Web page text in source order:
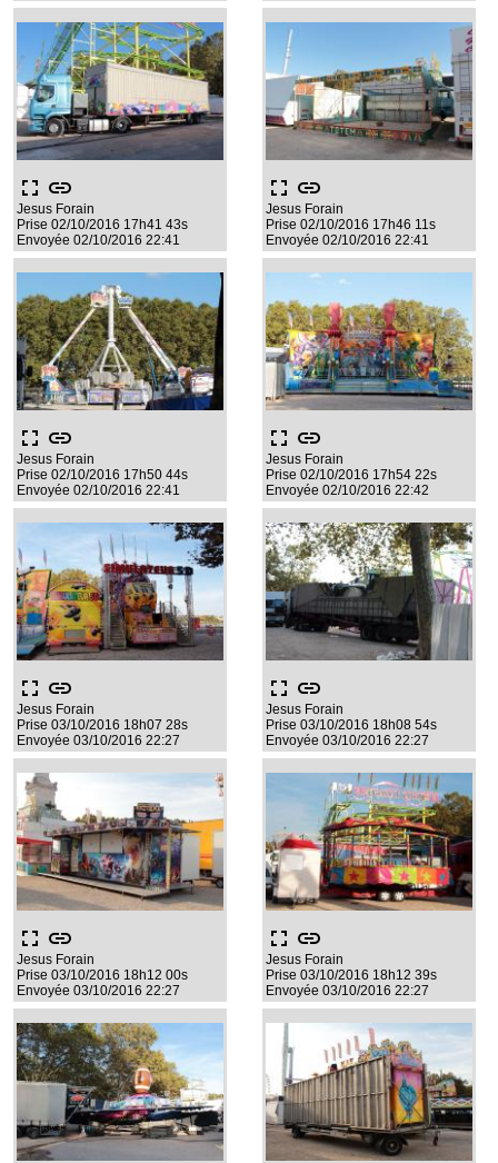
fullscreen link
Jesus Forain
Prise 02/10/2016 17h41 43s
Envoyée 02/10/2016 22:41
fullscreen link
Jesus Forain
Prise 02/10/2016 17h46 11s
Envoyée 02/10/2016 22:41
fullscreen link
Jesus Forain
Prise 02/10/2016 17h50 44s
Envoyée 02/10/2016 22:41
fullscreen link
Jesus Forain
Prise 02/10/2016 17h54 22s
Envoyée 02/10/2016 22:42
fullscreen link
Jesus Forain
Prise 03/10/2016 18h07 28s
Envoyée 03/10/2016 22:27
fullscreen link
Jesus Forain
Prise 03/10/2016 18h08 54s
Envoyée 03/10/2016 22:27
fullscreen link
Jesus Forain
Prise 03/10/2016 18h12 00s
Envoyée 03/10/2016 22:27
fullscreen link
Jesus Forain
Prise 03/10/2016 18h12 39s
Envoyée 03/10/2016 22:27